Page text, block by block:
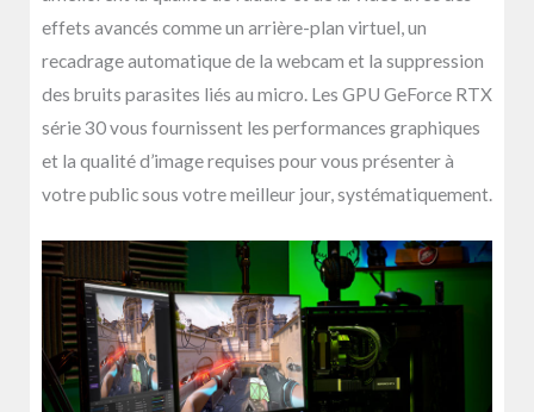
effets avancés comme un arrière-plan virtuel, un
recadrage automatique de la webcam et la suppression
des bruits parasites liés au micro. Les GPU GeForce RTX
série 30 vous fournissent les performances graphiques
et la qualité d’image requises pour vous présenter à
votre public sous votre meilleur jour, systématiquement.